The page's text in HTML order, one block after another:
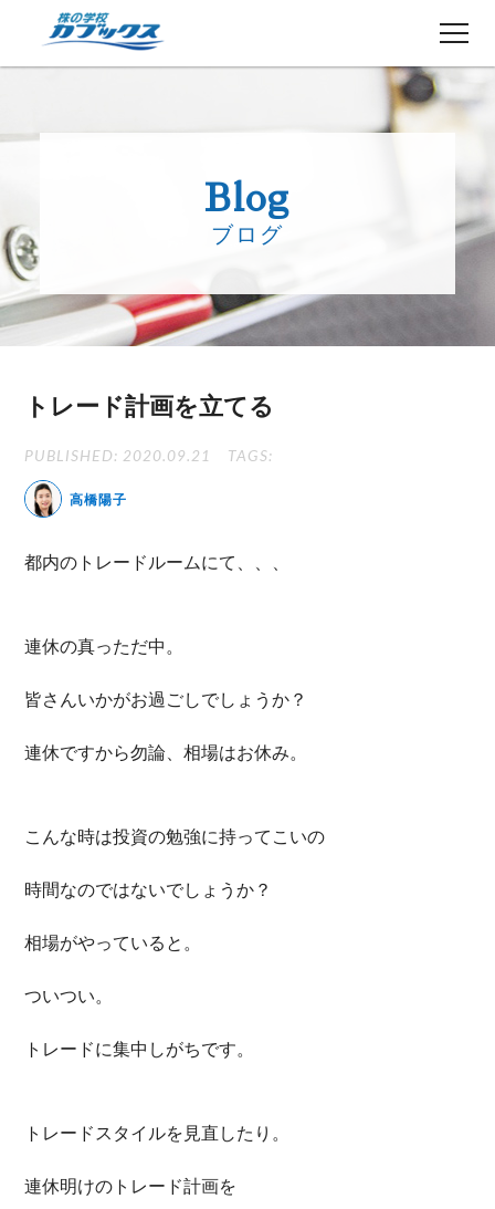
５分でわかるカブックス
授業日程
生徒さんの声
講師ブログ
お知らせ
Blog
ブログ
トレード計画を立てる
PUBLISHED: 2020.09.21 TAGS:
高橋陽子
都内のトレードルームにて、、、
連休の真っただ中。
皆さんいかがお過ごしでしょうか？
連休ですから勿論、相場はお休み。
こんな時は投資の勉強に持ってこいの
時間なのではないでしょうか？
相場がやっていると。
ついつい。
トレードに集中しがちです。
トレードスタイルを見直したり。
連休明けのトレード計画を